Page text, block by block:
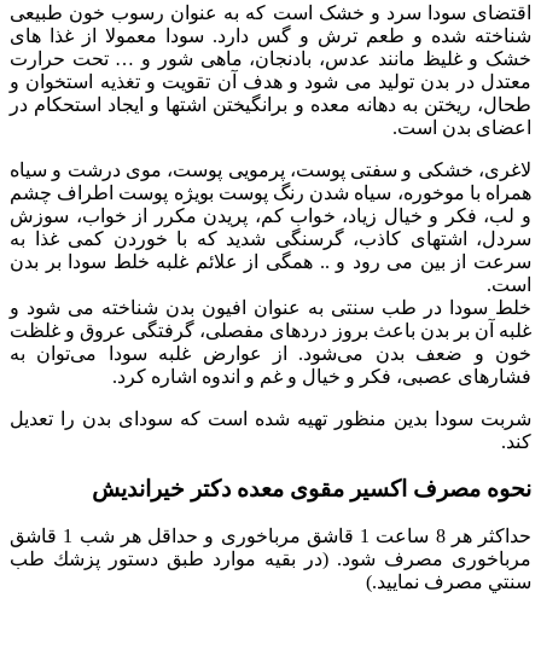
اقتضای سودا سرد و خشک است که به عنوان رسوب خون طبیعی
شناخته شده و طعم ترش و گس دارد. سودا معمولا از غذا های
خشک و غلیظ مانند عدس، بادنجان، ماهی شور و … تحت حرارت
معتدل در بدن تولید می شود و هدف آن تقویت و تغذیه استخوان و
طحال، ریختن به دهانه معده و برانگیختن اشتها و ایجاد استحکام در
اعضای بدن است.
لاغری، خشکی و سفتی پوست، پرمویی پوست، موی درشت و سیاه
همراه با موخوره، سیاه شدن رنگ پوست بویژه پوست اطراف چشم
و لب، فکر و خیال زیاد، خواب کم، پریدن مکرر از خواب، سوزش
سردل، اشتهای کاذب، گرسنگی شدید که با خوردن کمی غذا به
سرعت از بین می رود و .. همگی از علائم غلبه خلط سودا بر بدن
است.
خلط سودا در طب سنتی به عنوان افیون بدن شناخته می شود و
غلبه آن بر بدن باعث بروز دردهای مفصلی، گرفتگی عروق و غلظت
خون و ضعف بدن می‌شود‌. از عوارض غلبه سودا می‌توان به
فشارهای عصبی، فکر و خیال و غم و اندوه اشاره کرد.
شربت سودا بدین منظور تهیه شده است که سودای بدن را تعدیل
کند.
نحوه مصرف اکسیر مقوی معده دکتر خیراندیش
ﺣﺪاﻛﺜﺮ ﻫﺮ 8 ﺳﺎﻋﺖ 1 ﻗﺎﺷﻖ ﻣﺮﺑﺎﺧﻮری و ﺣﺪاﻗﻞ ﻫﺮ ﺷﺐ 1 ﻗﺎﺷﻖ
ﻣﺮﺑﺎﺧﻮری مصرف شود. (در ﺑﻘﻴﻪ ﻣﻮارد ﻃﺒﻖ دﺳﺘﻮر ﭘﺰﺷﻚ ﻃﺐ
ﺳﻨﺘﻲ ﻣﺼﺮف ﻧﻤﺎﻳﻴﺪ.)